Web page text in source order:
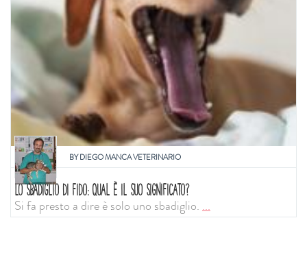
BYDIEGO MANCA VETERINARIO
LO SBADIGLIO DI FIDO: QUAL È IL SUO SIGNIFICATO?
Si fa presto a dire è solo uno sbadiglio....